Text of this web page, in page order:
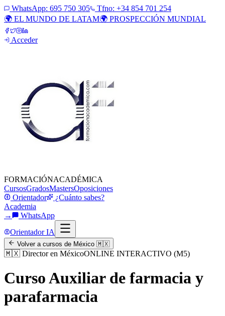
WhatsApp: 695 750 305
Tfno: +34 854 701 254
🌍 EL MUNDO DE LATAM🌍 PROSPECCIÓN MUNDIAL
Acceder
FORMACIÓNACADÉMICA
CursosGradosMastersOposiciones
Orientador
¿Cuánto sabes?
Academia
→
WhatsApp
Orientador IA
Volver a cursos de México 🇲🇽
🇲🇽 Director en MéxicoONLINE INTERACTIVO (M5)
Curso Auxiliar de farmacia y
parafarmacia